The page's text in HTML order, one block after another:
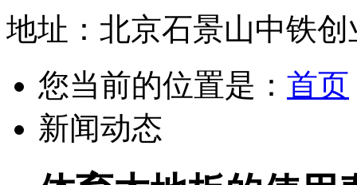
地址：北京石景山中铁
您当前的位置是： 首页
新闻动态